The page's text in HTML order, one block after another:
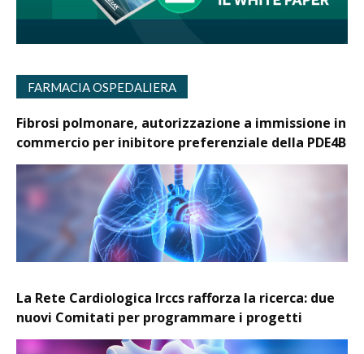
FARMACIA OSPEDALIERA
Fibrosi polmonare, autorizzazione a immissione in
commercio per inibitore preferenziale della PDE4B
La Rete Cardiologica Irccs rafforza la ricerca: due
nuovi Comitati per programmare i progetti